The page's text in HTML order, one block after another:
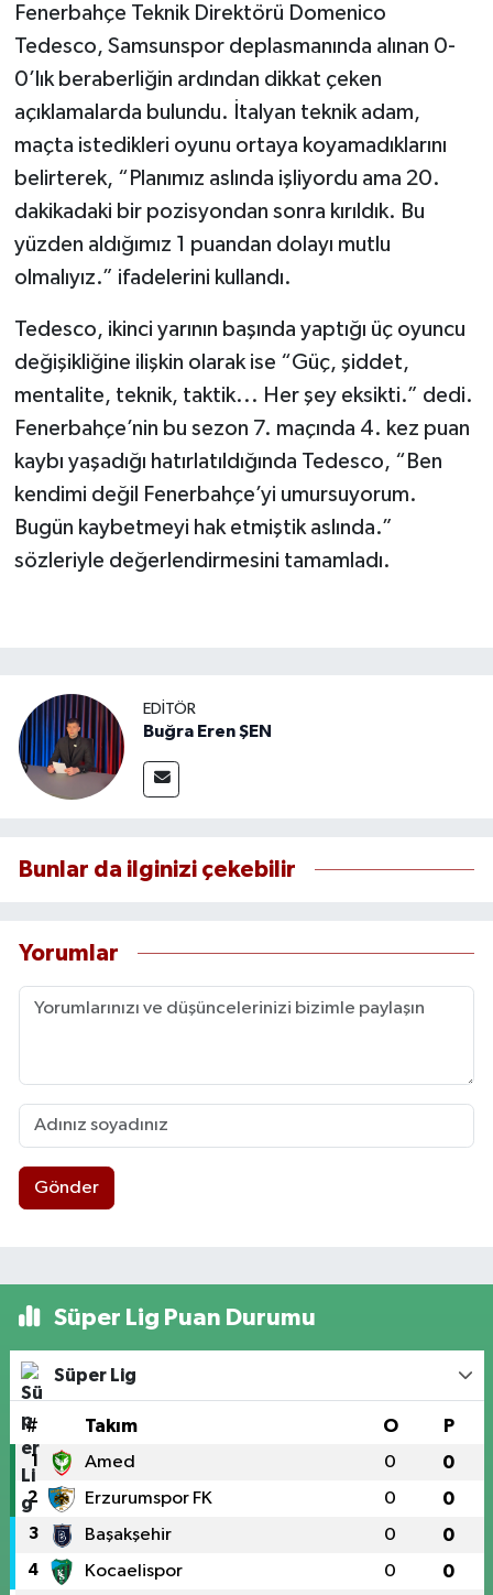
Fenerbahçe Teknik Direktörü Domenico
Tedesco, Samsunspor deplasmanında alınan 0-
0’lık beraberliğin ardından dikkat çeken
açıklamalarda bulundu. İtalyan teknik adam,
maçta istedikleri oyunu ortaya koyamadıklarını
belirterek, “Planımız aslında işliyordu ama 20.
dakikadaki bir pozisyondan sonra kırıldık. Bu
yüzden aldığımız 1 puandan dolayı mutlu
olmalıyız.” ifadelerini kullandı.
Tedesco, ikinci yarının başında yaptığı üç oyuncu
değişikliğine ilişkin olarak ise “Güç, şiddet,
mentalite, teknik, taktik... Her şey eksikti.” dedi.
Fenerbahçe’nin bu sezon 7. maçında 4. kez puan
kaybı yaşadığı hatırlatıldığında Tedesco, “Ben
kendimi değil Fenerbahçe’yi umursuyorum.
Bugün kaybetmeyi hak etmiştik aslında.”
sözleriyle değerlendirmesini tamamladı.
EDITÖR
Buğra Eren ŞEN
Bunlar da ilginizi çekebilir
Yorumlar
Gönder
Süper Lig Puan Durumu
Süper Lig
# Takım O P
1 Amed 0 0
2 Erzurumspor FK 0 0
3 Başakşehir 0 0
4 Kocaelispor 0 0